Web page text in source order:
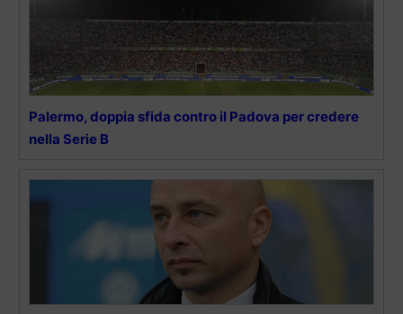
Palermo, doppia sfida contro il Padova per credere
nella Serie B